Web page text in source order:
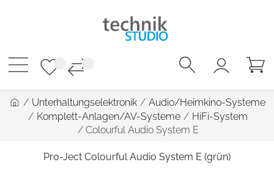
/ Unterhaltungselektronik / Audio/Heimkino-Systeme
/ Komplett-Anlagen/AV-Systeme / HiFi-System
/ Colourful Audio System E
Pro-Ject Colourful Audio System E (grün)